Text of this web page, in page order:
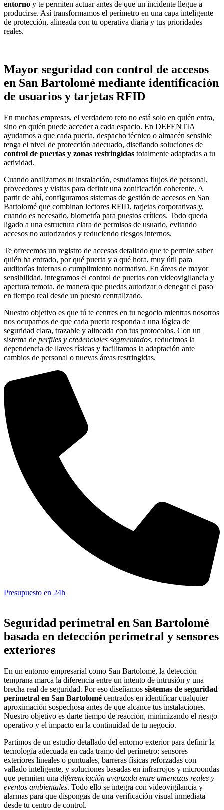
entorno y te permiten actuar antes de que un incidente llegue a
producirse. Así transformamos el perímetro en una capa inteligente
de protección, alineada con tu operativa diaria y tus prioridades
reales.
Mayor seguridad con control de accesos
en San Bartolomé mediante identificación
de usuarios y tarjetas RFID
En muchas empresas, el verdadero reto no está solo en quién entra,
sino en quién puede acceder a cada espacio. En DEFENTIA
ayudamos a que cada puerta, despacho técnico o almacén sensible
tenga el nivel de protección adecuado, diseñando soluciones de
control de puertas y zonas restringidas totalmente adaptadas a tu
actividad.
Cuando analizamos tu instalación, estudiamos flujos de personal,
proveedores y visitas para definir una zonificación coherente. A
partir de ahí, configuramos sistemas de gestión de accesos en San
Bartolomé que combinan lectores RFID, tarjetas corporativas y,
cuando es necesario, biometría para puestos críticos. Todo queda
ligado a una estructura clara de permisos de usuario, evitando
accesos no autorizados y reduciendo riesgos internos.
Te ofrecemos un registro de accesos detallado que te permite saber
quién ha entrado, por qué puerta y a qué hora, muy útil para
auditorías internas o cumplimiento normativo. En áreas de mayor
sensibilidad, integramos el control de puertas con videovigilancia y
apertura remota, de manera que puedas autorizar o denegar el paso
en tiempo real desde un puesto centralizado.
Nuestro objetivo es que tú te centres en tu negocio mientras nosotros
nos ocupamos de que cada puerta responda a una lógica de
seguridad clara, trazable y alineada con tus protocolos. Con un
sistema de perfiles y credenciales segmentados, reducimos la
dependencia de llaves físicas y facilitamos la adaptación ante
cambios de personal o nuevas áreas restringidas.
Presupuesto en 24h
Seguridad perimetral en San Bartolomé
basada en detección perimetral y sensores
exteriores
En un entorno empresarial como San Bartolomé, la detección
temprana marca la diferencia entre un intento de intrusión y una
brecha real de seguridad. Por eso diseñamos sistemas de seguridad
perimetral en San Bartolomé centrados en identificar cualquier
aproximación sospechosa antes de que alcance tus instalaciones.
Nuestro objetivo es darte tiempo de reacción, minimizando el riesgo
operativo y el impacto en la continuidad de tu negocio.
Partimos de un estudio detallado del entorno exterior para definir la
tecnología adecuada en cada tramo del perímetro: sensores
exteriores lineales o puntuales, barreras físicas reforzadas con
vallado inteligente, y soluciones basadas en infrarrojos y microondas
que permiten una diferenciación avanzada entre amenazas reales y
eventos ambientales. Todo ello se integra con videovigilancia y
alarmas para que dispongas de una verificación visual inmediata
desde tu centro de control.